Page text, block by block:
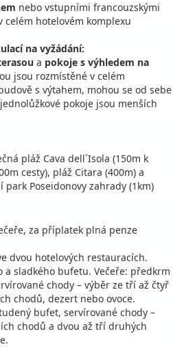
nebo vstupními francouzskými
hotelovém komplexu
na vyžádání:
a pokoje s výhledem na
jsou rozmístěné v celém
s výtahem, mohou se od sebe
pokoje jsou menších
pláž Cava dell´Isola (150m k
cesty), pláž Citara (400m) a
Poseidonovy zahrady (1km)
za příplatek plná penze
dvou hotelových restauracích.
a sladkého bufetu. Večeře: předkrm
chody – výběr ze tří až čtyř
chodů, dezert nebo ovoce.
bufet, servírované chody –
chodů a dvou až tří druhých